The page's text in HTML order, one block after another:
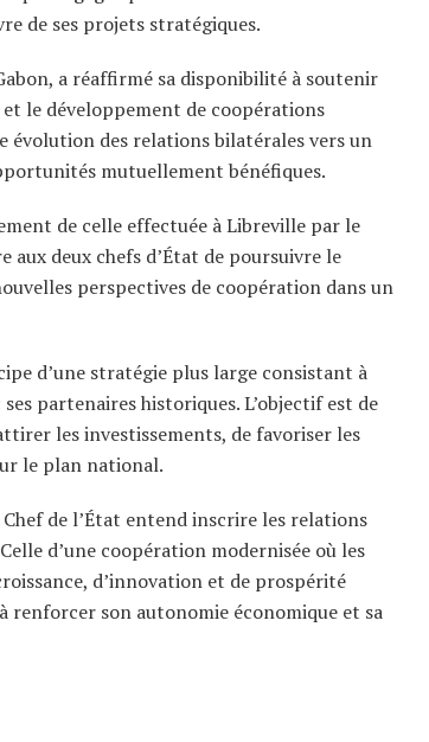
de ses projets stratégiques.
a réaffirmé sa disponibilité à soutenir
le développement de coopérations
évolution des relations bilatérales vers un
mutuellement bénéfiques.
de celle effectuée à Libreville par le
deux chefs d’État de poursuivre le
perspectives de coopération dans un
d’une stratégie plus large consistant à
partenaires historiques. L’objectif est de
les investissements, de favoriser les
le plan national.
de l’État entend inscrire les relations
d’une coopération modernisée où les
d’innovation et de prospérité
renforcer son autonomie économique et sa